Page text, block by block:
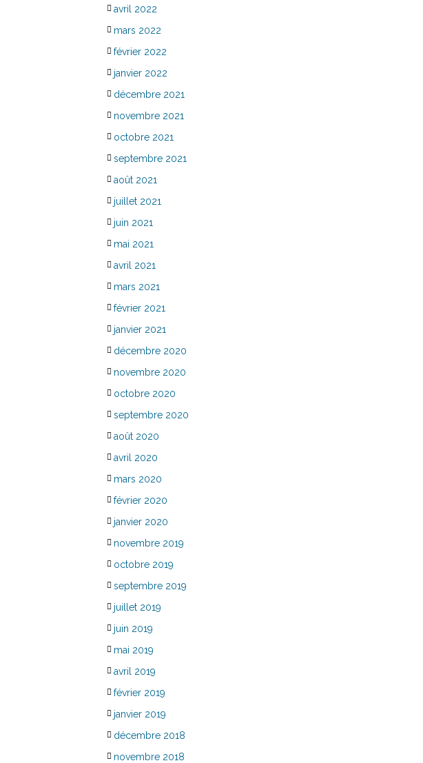
avril 2022
mars 2022
février 2022
janvier 2022
décembre 2021
novembre 2021
octobre 2021
septembre 2021
août 2021
juillet 2021
juin 2021
mai 2021
avril 2021
mars 2021
février 2021
janvier 2021
décembre 2020
novembre 2020
octobre 2020
septembre 2020
août 2020
avril 2020
mars 2020
février 2020
janvier 2020
novembre 2019
octobre 2019
septembre 2019
juillet 2019
juin 2019
mai 2019
avril 2019
février 2019
janvier 2019
décembre 2018
novembre 2018